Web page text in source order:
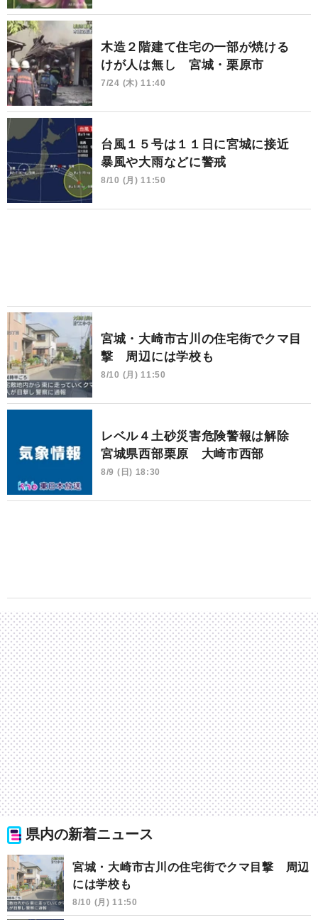
木造２階建て住宅の一部が焼ける
けが人は無し 宮城・栗原市
7/24 (木) 11:40
台風１５号は１１日に宮城に接近
暴風や大雨などに警戒
8/10 (月) 11:50
宮城・大崎市古川の住宅街でクマ目
撃 周辺には学校も
8/10 (月) 11:50
レベル４土砂災害危険警報は解除
宮城県西部栗原 大崎市西部
8/9 (日) 18:30
県内の新着ニュース
宮城・大崎市古川の住宅街でクマ目撃 周辺
には学校も
8/10 (月) 11:50